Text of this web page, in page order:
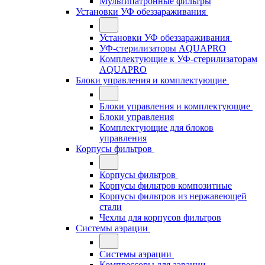
Установки УФ обеззараживания
Установки УФ обеззараживания
УФ-стерилизаторы AQUAPRO
Комплектующие к УФ-стерилизаторам
AQUAPRO
Блоки управления и комплектующие
Блоки управления и комплектующие
Блоки управления
Комплектующие для блоков
управления
Корпусы фильтров
Корпусы фильтров
Корпусы фильтров композитные
Корпусы фильтров из нержавеющей
стали
Чехлы для корпусов фильтров
Системы аэрации
Системы аэрации